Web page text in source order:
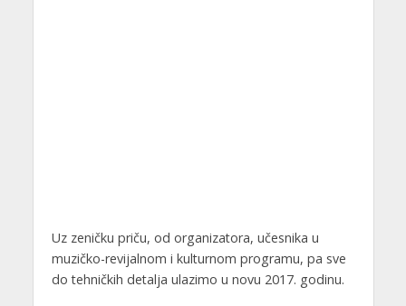
Uz zeničku priču, od organizatora, učesnika u
muzičko-revijalnom i kulturnom programu, pa sve
do tehničkih detalja ulazimo u novu 2017. godinu.